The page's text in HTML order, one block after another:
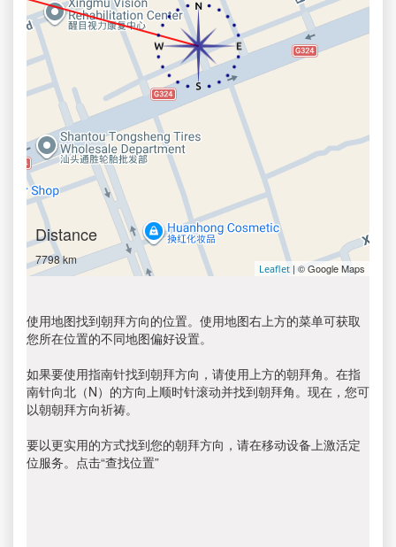
Distance
7798 km
Leaflet | © Google Maps
使用地图找到朝拜方向的位置。使用地图右上方的菜单可获取
您所在位置的不同地图偏好设置。
如果要使用指南针找到朝拜方向，请使用上方的朝拜角。在指
南针向北（N）的方向上顺时针滚动并找到朝拜角。现在，您可
以朝朝拜方向祈祷。
要以更实用的方式找到您的朝拜方向，请在移动设备上激活定
位服务。点击“查找位置”